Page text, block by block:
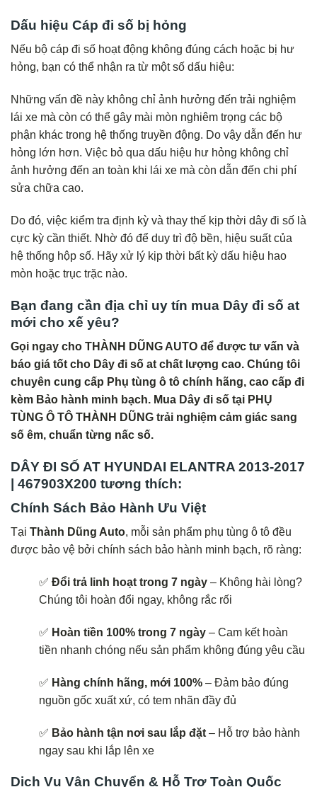
Dấu hiệu Cáp đi số bị hỏng
Nếu bộ cáp đi số hoạt động không đúng cách hoặc bị hư
hỏng, bạn có thể nhận ra từ một số dấu hiệu:
Những vấn đề này không chỉ ảnh hưởng đến trải nghiệm
lái xe mà còn có thể gây mài mòn nghiêm trọng các bộ
phận khác trong hệ thống truyền động. Do vậy dẫn đến hư
hỏng lớn hơn. Việc bỏ qua dấu hiệu hư hỏng không chỉ
ảnh hưởng đến an toàn khi lái xe mà còn dẫn đến chi phí
sửa chữa cao.
Do đó, việc kiểm tra định kỳ và thay thế kịp thời dây đi số là
cực kỳ cần thiết. Nhờ đó để duy trì độ bền, hiệu suất của
hệ thống hộp số. Hãy xử lý kịp thời bất kỳ dấu hiệu hao
mòn hoặc trục trặc nào.
Bạn đang cần địa chỉ uy tín mua Dây đi số at
mới cho xế yêu?
Gọi ngay cho THÀNH DŨNG AUTO để được tư vấn và
báo giá tốt cho Dây đi số at chất lượng cao. Chúng tôi
chuyên cung cấp Phụ tùng ô tô chính hãng, cao cấp đi
kèm Bảo hành minh bạch. Mua Dây đi số tại PHỤ
TÙNG Ô TÔ THÀNH DŨNG trải nghiệm cảm giác sang
số êm, chuẩn từng nấc số.
DÂY ĐI SỐ AT HYUNDAI ELANTRA 2013-2017
| 467903X200 tương thích:
Chính Sách Bảo Hành Ưu Việt
Tại Thành Dũng Auto, mỗi sản phẩm phụ tùng ô tô đều
được bảo vệ bởi chính sách bảo hành minh bạch, rõ ràng:
✅ Đổi trả linh hoạt trong 7 ngày – Không hài lòng?
Chúng tôi hoàn đổi ngay, không rắc rối
✅ Hoàn tiền 100% trong 7 ngày – Cam kết hoàn
tiền nhanh chóng nếu sản phẩm không đúng yêu cầu
✅ Hàng chính hãng, mới 100% – Đảm bảo đúng
nguồn gốc xuất xứ, có tem nhãn đầy đủ
✅ Bảo hành tận nơi sau lắp đặt – Hỗ trợ bảo hành
ngay sau khi lắp lên xe
Dịch Vụ Vận Chuyển & Hỗ Trợ Toàn Quốc